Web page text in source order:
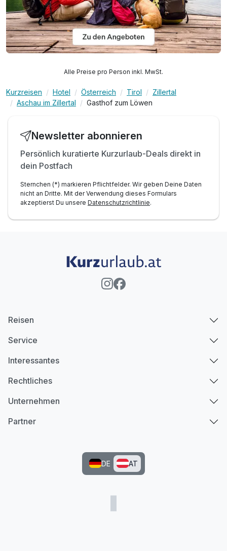
Alle Preise pro Person inkl. MwSt.
Kurzreisen Hotel Österreich Tirol
Zillertal
Aschau im Zillertal
Gasthof zum Löwen
Newsletter abonnieren
Persönlich kuratierte Kurzurlaub-Deals direkt in
dein Postfach
Sternchen (*) markieren Pflichtfelder. Wir geben Deine Daten
nicht an Dritte. Mit der Verwendung dieses Formulars
akzeptierst Du unsere Datenschutzrichtlinie.
Reisen
Service
Interessantes
Rechtliches
Unternehmen
Partner
DE AT